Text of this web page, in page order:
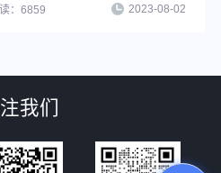
接进行命名，通过名称搜索，推
：6859 2023-08-02
我们